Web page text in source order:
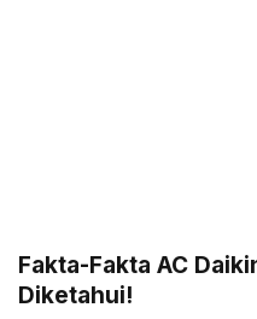
Fakta-Fakta AC
Diketahui!